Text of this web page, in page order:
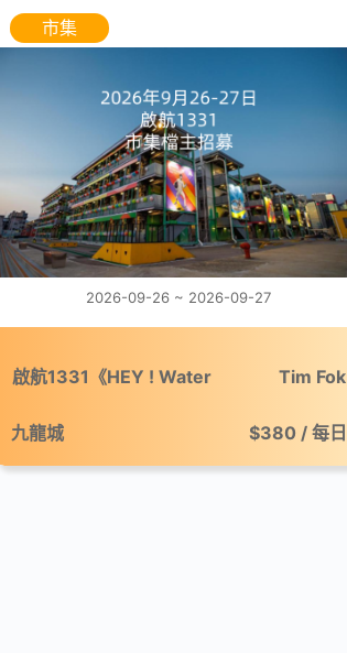
市集
2026-09-26 ~ 2026-09-27
啟航1331《HEY ! Water
Tim Fok
九龍城 $380 / 每日